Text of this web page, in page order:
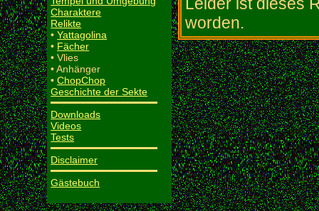
Charaktere
Relikte
•Yattagolina
• Fächer
• Vlies
• Anhänger
•ChopChop
Geschichte der Sekte
Downloads
Videos
Tests
Disclaimer
Gästebuch
worden.